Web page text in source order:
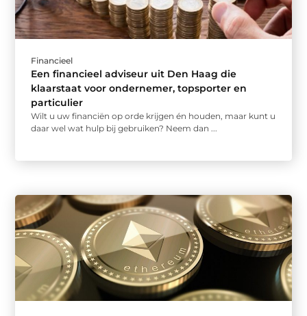
Financieel
Een financieel adviseur uit Den Haag die
klaarstaat voor ondernemer, topsporter en
particulier
Wilt u uw financiën op orde krijgen én houden, maar kunt u
daar wel wat hulp bij gebruiken? Neem dan ...